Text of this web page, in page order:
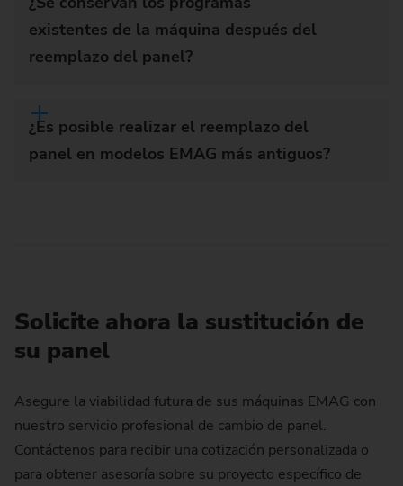
existentes de la máquina después del
reemplazo del panel?
¿Es posible realizar el reemplazo del
panel en modelos EMAG más antiguos?
Solicite ahora la sustitución de
su panel
Asegure la viabilidad futura de sus máquinas EMAG con
nuestro servicio profesional de cambio de panel.
Contáctenos para recibir una cotización personalizada o
para obtener asesoría sobre su proyecto específico de